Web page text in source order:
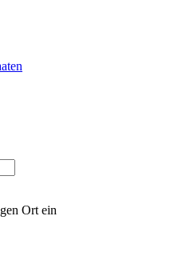
Ort ein